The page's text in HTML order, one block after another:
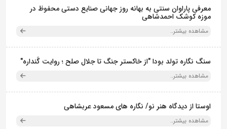
معرفی پاراوان سنتی به بهانه روز جهانی صنایع دستی محفوظ در
موزه کوشک احمدشاهی
مشاهده بیشتر..
سنگ نگاره تولد بودا "از خاکستر جنگ تا جلال صلح ؛ روایت گَنداره"
مشاهده بیشتر..
اوستا از دیدگاه هنر نو/ نگاره های مسعود عربشاهی
مشاهده بیشتر..